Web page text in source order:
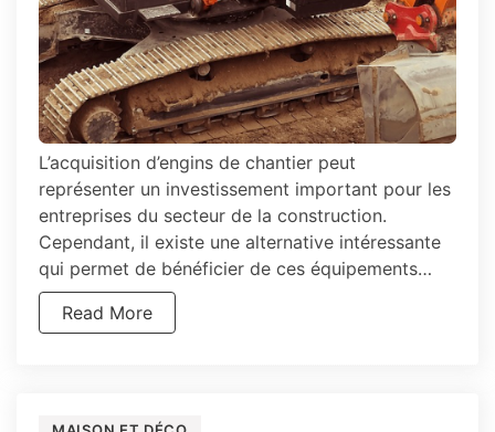
L’acquisition d’engins de chantier peut
représenter un investissement important pour les
entreprises du secteur de la construction.
Cependant, il existe une alternative intéressante
qui permet de bénéficier de ces équipements…
Read More